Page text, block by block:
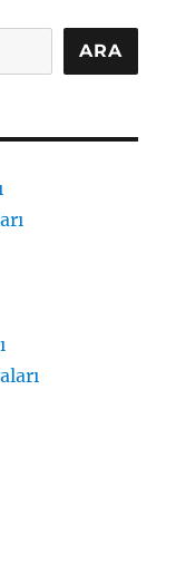
ne
gelir
ARA